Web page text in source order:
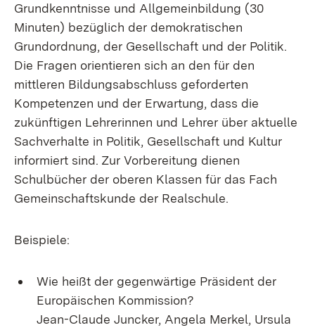
Grundkenntnisse und Allgemeinbildung (30
Minuten) bezüglich der demokratischen
Grundordnung, der Gesellschaft und der Politik.
Die Fragen orientieren sich an den für den
mittleren Bildungsabschluss geforderten
Kompetenzen und der Erwartung, dass die
zukünftigen Lehrerinnen und Lehrer über aktuelle
Sachverhalte in Politik, Gesellschaft und Kultur
informiert sind. Zur Vorbereitung dienen
Schulbücher der oberen Klassen für das Fach
Gemeinschaftskunde der Realschule.
Beispiele:
Wie heißt der gegenwärtige Präsident der
Europäischen Kommission?
Jean-Claude Juncker, Angela Merkel, Ursula